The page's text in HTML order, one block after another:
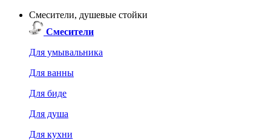
Смесители, душевые стойки
Смесители
Для умывальника
Для ванны
Для биде
Для душа
Для кухни